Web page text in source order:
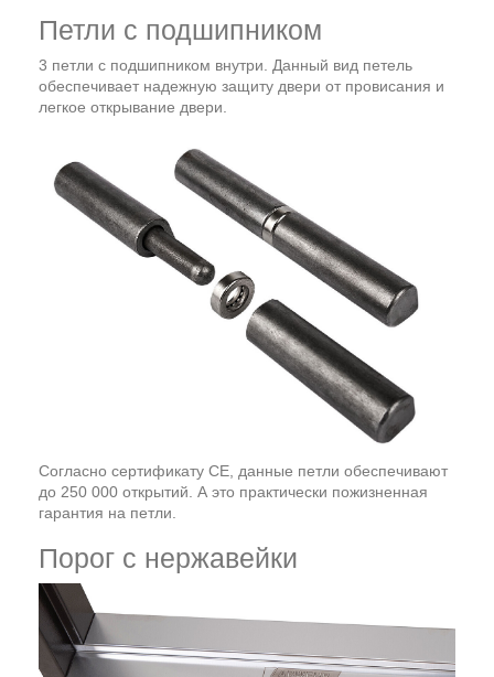
Петли c подшипником
3 петли c подшипником внутри. Данный вид петель
обеспечивает надежную защиту двери от провисания и
легкое открывание двери.
Согласно сертификату СЕ, данные петли обеспечивают
до 250 000 открытий. А это практически пожизненная
гарантия на петли.
Порог с нержавейки